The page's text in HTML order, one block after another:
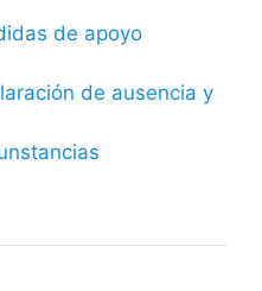
de apoyo
de ausencia y